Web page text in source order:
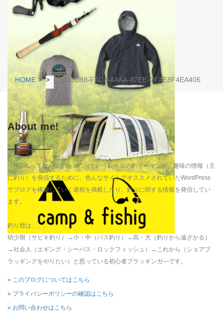
HOME >> 41BB2D88-F5D3-4AAA-87EE-DF4E8F4EA405
About me!
「HTMLってなんですか？」っていうレベルの釣リーマンが、趣味の情報（主
に釣り）を発信するために、色んなサイトでオススメされていたWordPress
でブログを構築していく過程を掲載したり、釣りに関する情報を発信してい
ます。
釣り歴は、、、
幼少期（サビキ釣り）→小・中（バス釣り）→高・大（釣りから遠ざかる）
→社会人（エギング・シーバス・ロックフィッシュ）→これから（ショアプ
ラッギングをやりたい）と思っている初心者プラッギンガ―です。
» このブログについてはこちら
» プライバシーポリシーの確認はこちら
» お問い合わせはこちら